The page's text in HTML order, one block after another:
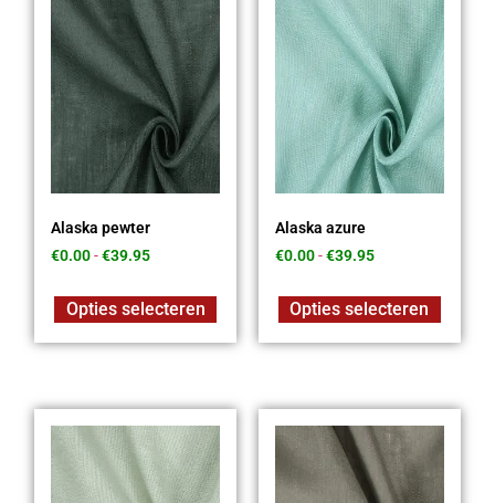
Alaska pewter
€0.00 - €39.95
Opties selecteren
Alaska azure
€0.00-€39.95
Opties selecteren